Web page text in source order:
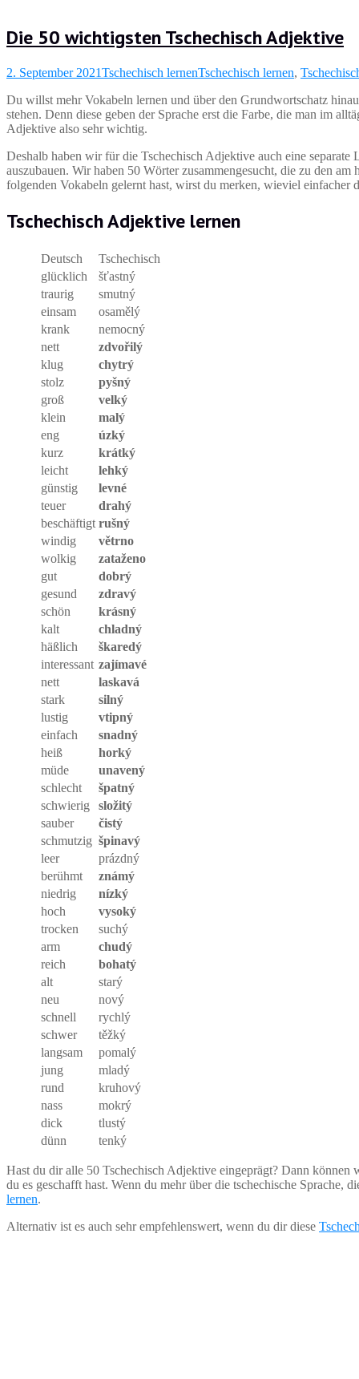
Die 50 wichtigsten Tschechisch Adjektive
2. September 2021Tschechisch lernenTschechisch lernen,
Du willst mehr Vokabeln lernen und über den Grundwortschatz
stehen. Denn diese geben der Sprache erst die Farbe, die man im
Adjektive also sehr wichtig.
Deshalb haben wir für die Tschechisch Adjektive auch eine
auszubauen. Wir haben 50 Wörter zusammengesucht, die zu den
folgenden Vokabeln gelernt hast, wirst du merken, wieviel
Tschechisch Adjektive lernen
Deutsch
Tschechisch
glücklich
šťastný
traurig
smutný
einsam
osamělý
krank
nemocný
nett
zdvořilý
klug
chytrý
stolz
pyšný
groß
velký
klein
malý
eng
úzký
kurz
krátký
leicht
lehký
günstig
levné
teuer
drahý
beschäftigt rušný
windig
větrno
wolkig
zataženo
gut
dobrý
gesund
zdravý
schön
krásný
kalt
chladný
häßlich
škaredý
interessant zajímavé
nett
laskavá
stark
silný
lustig
vtipný
einfach
snadný
heiß
horký
müde
unavený
schlecht
špatný
schwierig
složitý
sauber
čistý
schmutzig špinavý
leer
prázdný
berühmt
známý
niedrig
nízký
hoch
vysoký
trocken
suchý
arm
chudý
reich
bohatý
alt
starý
neu
nový
schnell
rychlý
schwer
těžký
langsam
pomalý
jung
mladý
rund
kruhový
nass
mokrý
dick
tlustý
dünn
tenký
Hast du dir alle 50 Tschechisch Adjektive eingeprägt? Dann
du es geschafft hast. Wenn du mehr über die tschechische
lernen.
Alternativ ist es auch sehr empfehlenswert, wenn du dir diese